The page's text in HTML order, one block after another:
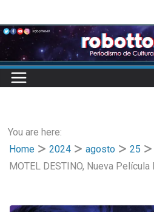
to
content
You are here:
Home
2024 agosto
25
MOTEL DESTINO, Nueva